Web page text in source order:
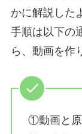
かに解説した
手順は以下の
ら、動画を作
①動画と原